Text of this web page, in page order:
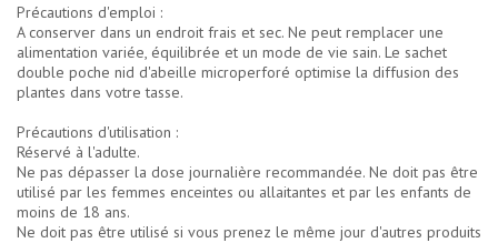
Précautions d'emploi :
A conserver dans un endroit frais et sec. Ne peut remplacer une
alimentation variée, équilibrée et un mode de vie sain. Le sachet
double poche nid d'abeille microperforé optimise la diffusion des
plantes dans votre tasse.
Précautions d'utilisation :
Réservé à l'adulte.
Ne pas dépasser la dose journalière recommandée. Ne doit pas être
utilisé par les femmes enceintes ou allaitantes et par les enfants de
moins de 18 ans.
Ne doit pas être utilisé si vous prenez le même jour d'autres produits